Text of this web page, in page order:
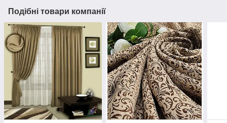
Подібні товари компанії